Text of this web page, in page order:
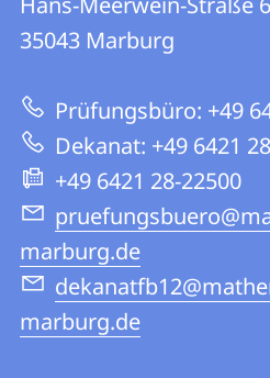
Informationen
zur
Website
12
|
Mathematik
und
Informatik
35043 Marburg
Prüfungsbüro: +49
Dekanat: +49 6421
+49 6421 28-22500
marburg.de
marburg.de